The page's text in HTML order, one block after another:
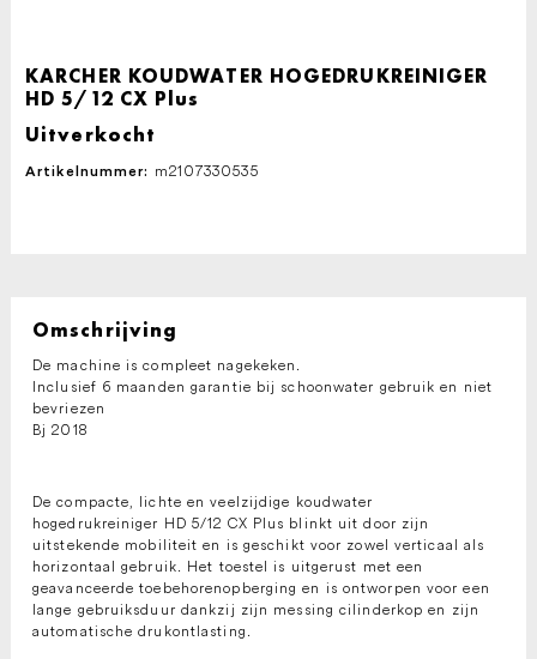
KARCHER KOUDWATER HOGEDRUKREINIGER
HD 5/12 CX Plus
Uitverkocht
Artikelnummer: m2107330535
Omschrijving
De machine is compleet nagekeken.
Inclusief 6 maanden garantie bij schoonwater gebruik en niet
bevriezen
Bj 2018
De compacte, lichte en veelzijdige koudwater
hogedrukreiniger HD 5/12 CX Plus blinkt uit door zijn
uitstekende mobiliteit en is geschikt voor zowel verticaal als
horizontaal gebruik. Het toestel is uitgerust met een
geavanceerde toebehorenopberging en is ontworpen voor een
lange gebruiksduur dankzij zijn messing cilinderkop en zijn
automatische drukontlasting.